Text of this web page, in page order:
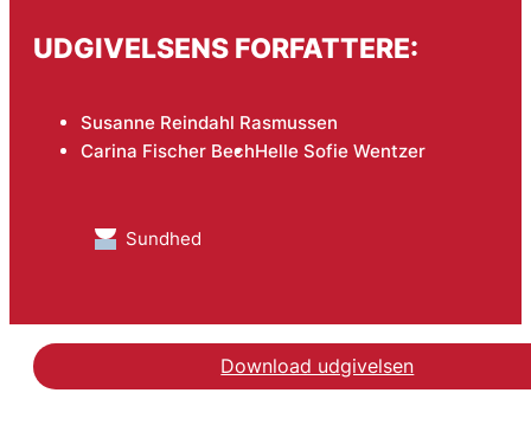
UDGIVELSENS FORFATTERE:
Susanne Reindahl Rasmussen
Carina Fischer BechHelle Sofie Wentzer
Sundhed
Download udgivelsen